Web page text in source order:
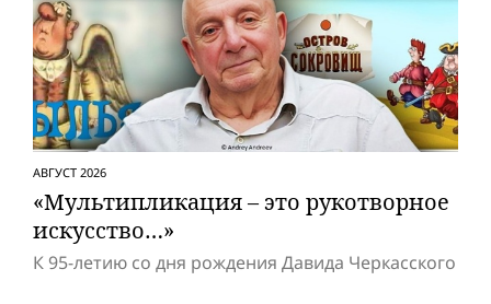
АВГУСТ 2026
«Мультипликация – это рукотворное
искусство…»
К 95-летию со дня рождения Давида Черкасского